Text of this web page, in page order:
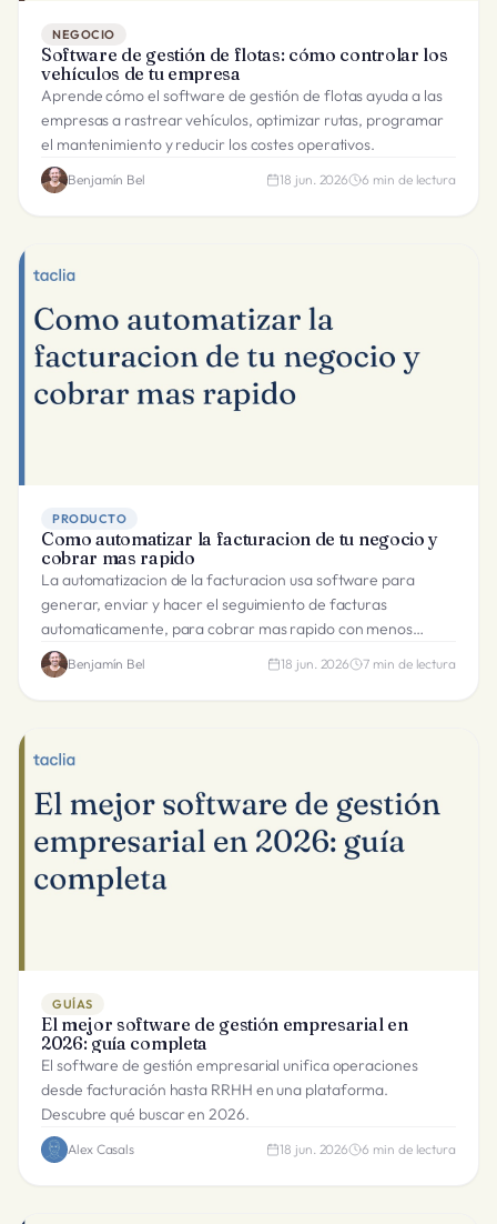
NEGOCIO
Software de gestión de flotas: cómo controlar los
vehículos de tu empresa
Aprende cómo el software de gestión de flotas ayuda a las
empresas a rastrear vehículos, optimizar rutas, programar
el mantenimiento y reducir los costes operativos.
Benjamín Bel 18 jun. 2026 6 min de lectura
PRODUCTO
Como automatizar la facturacion de tu negocio y
cobrar mas rapido
La automatizacion de la facturacion usa software para
generar, enviar y hacer el seguimiento de facturas
automaticamente, para cobrar mas rapido con menos
trabajo administrativo.
Benjamín Bel 18 jun. 2026 7 min de lectura
GUÍAS
El mejor software de gestión empresarial en
2026: guía completa
El software de gestión empresarial unifica operaciones
desde facturación hasta RRHH en una plataforma.
Descubre qué buscar en 2026.
Alex Casals 18 jun. 2026 6 min de lectura